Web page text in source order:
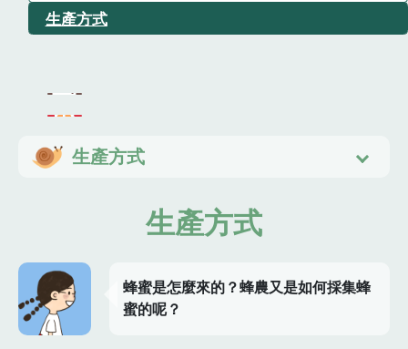
生產方式
生產方式
生產方式
蜂蜜是怎麼來的？蜂農又是如何採集蜂
蜜的呢？